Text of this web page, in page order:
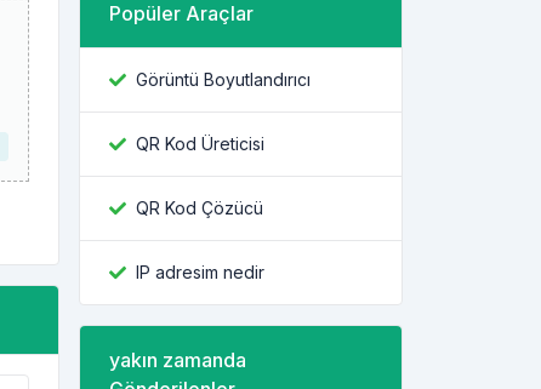
Popüler Araçlar
Görüntü Boyutlandırıcı
QR Kod Üreticisi
QR Kod Çözücü
IP adresim nedir
yakın zamanda